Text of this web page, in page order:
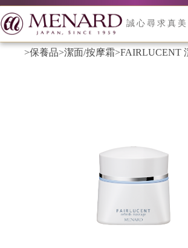
誠心尋求真美
>保養品>潔面/按摩霜>FAIRLUCENT